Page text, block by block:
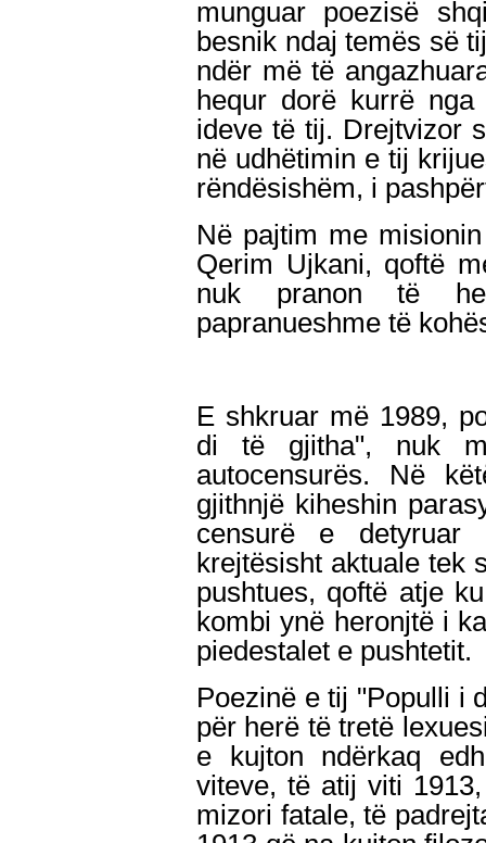
munguar poezisë
besnik ndaj temës së
ndër më të
hequr dorë kurrë
ideve të tij. Drejtvizor
në udhëtimin e tij
rëndësishëm, i
Në pajtim me
Qerim Ujkani, qoftë
nuk pranon të
papranueshme të
E shkruar më 1989,
di të gjitha", nuk
autocensurës. Në
gjithnjë kiheshin
censurë e
krejtësisht aktuale tek
pushtues, qoftë atje
kombi ynë heronjtë i
piedestalet e pushtetit.
Poezinë e tij "Populli i
për herë të tretë
e kujton ndërkaq
viteve, të atij viti
mizori fatale, të